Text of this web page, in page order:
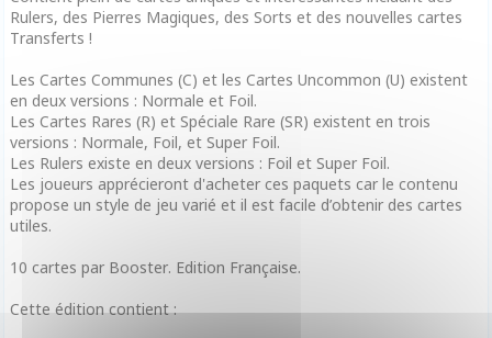
Rulers, des Pierres Magiques, des Sorts et des nouvelles cartes
Transferts !
Les Cartes Communes (C) et les Cartes Uncommon (U) existent
en deux versions : Normale et Foil.
Les Cartes Rares (R) et Spéciale Rare (SR) existent en trois
versions : Normale, Foil, et Super Foil.
Les Rulers existe en deux versions : Foil et Super Foil.
Les joueurs apprécieront d'acheter ces paquets car le contenu
propose un style de jeu varié et il est facile d’obtenir des cartes
utiles.
10 cartes par Booster. Edition Française.
Cette édition contient :